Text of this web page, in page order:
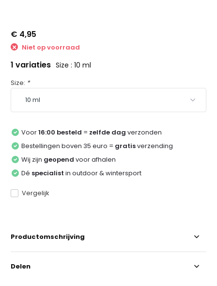
€ 4,95
Niet op voorraad
1 variaties Size : 10 ml
Size: *
Voor16:00 besteld = zelfde dag verzonden
Bestellingen boven 35 euro = gratisverzending
Wij zijn geopend voor afhalen
Dé specialist in outdoor & wintersport
Vergelijk
Productomschrijving
Delen